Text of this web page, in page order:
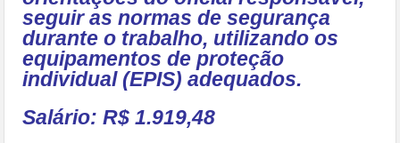
seguir as normas de segurança
durante o trabalho, utilizando os
equipamentos de proteção
individual (EPIS) adequados.
Salário: R$ 1.919,48